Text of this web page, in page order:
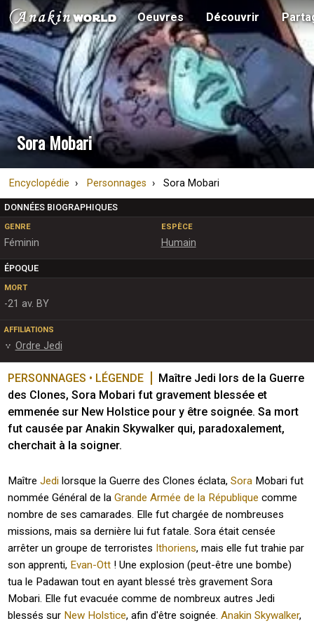
Oeuvres Découvrir
Sora Mobari
Encyclopédie Personnages Sora Mobari
DONNÉES BIOGRAPHIQUES
GENRE
Féminin
ESPÈCE
Humain
ÉPOQUE
MORT
-21 av. BY
AFFILIATIONS
Ordre Jedi
PERSONNAGES • LÉGENDE
Maître Jedi lors de la Guerre
des Clones, Sora Mobari fut gravement blessée et
emmenée sur New Holstice pour y être soignée. Sa mort
fut causée par Anakin Skywalker qui, paradoxalement,
cherchait à la soigner.
MaîtreJedi lorsque la Guerre des Clones éclata,Sora Mobari fut
nommée Général de laGrande Armée de la République comme
nombre de ses camarades. Elle fut chargée de nombreuses
missions, mais sa dernière lui fut fatale. Sora était censée
arrêter un groupe de terroristes Ithoriens, mais elle fut trahie par
son apprenti, Evan-Ott ! Une explosion (peut-être une bombe)
tua le Padawan tout en ayant blessé très gravement Sora
Mobari. Elle fut evacuée comme de nombreux autres Jedi
blessés sur New Holstice, afin d'être soignée.Anakin Skywalker,